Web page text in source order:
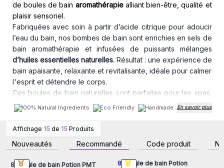
de boules de bain aromathérapie alliant bien-être, qualité et
plaisir sensoriel.
Fabriquées avec soin à partir d’acide citrique pour adoucir
l’eau du bain, nos bombes de bain sont enrichies en sels de
bain aromathérapie et infusées de puissants mélanges
d’huiles essentielles naturelles. Résultat : une expérience de
bain apaisante, relaxante et revitalisante, idéale pour calmer
l'esprit et détendre le corps.
Ces boules de bain naturelles sont parfaites pour les spas,
instituts de beauté, concept stores ou toute boutique
esthétiques, efficaces et appréciés par une clientèle
Placez simplement une bombe de bain dans l’eau chaude,
installez-vous et laissez les arômes bienfaisants agir. Que
100% Natural Ingredients Eco Friendly Handmade En savoir plus
Affichage 15 de 15 Produits
Nouveautés Recommandé Code produit
Connectez-vous ou
inscrivez-vous pour
accéder aux prix de gros
8x Boule de bain Potion PMT
inscrivez-vous pour
accéder aux prix de gros
8x Boule de bain Potion